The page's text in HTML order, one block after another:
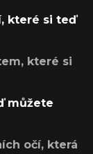
které si teď
které si
můžete
očí, která